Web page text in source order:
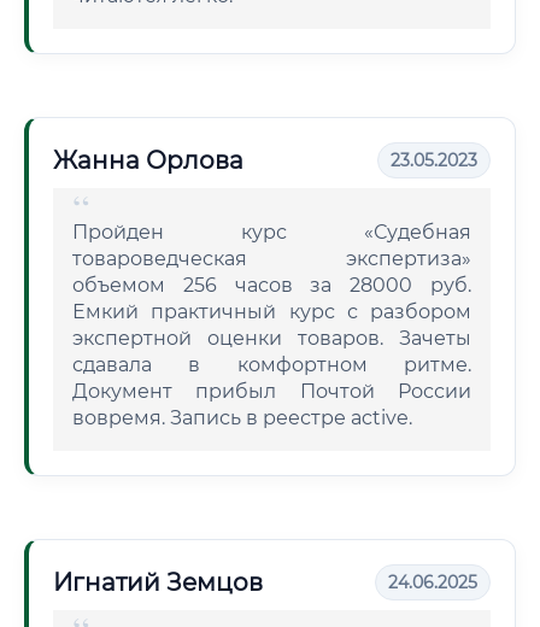
Жанна Орлова 23.05.2023
Пройден курс «Судебная
товароведческая экспертиза»
объемом 256 часов за 28000 руб.
Емкий практичный курс с разбором
экспертной оценки товаров. Зачеты
сдавала в комфортном ритме.
Документ прибыл Почтой России
вовремя. Запись в реестре active.
Игнатий Земцов 24.06.2025